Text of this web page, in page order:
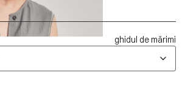
ghidul de mărimi